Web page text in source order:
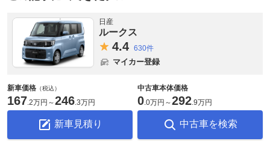
日産
ルークス
4.4 630件
マイカー登録
新車価格 （税込）
167 2万円 ～246 3万円
新車見積り
中古車本体価格
0 0万円 ～292 9万円
中古車を検索